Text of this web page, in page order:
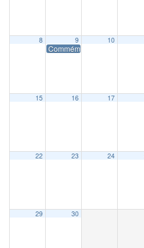
8 9
Commémoration du 11
10
15 16 17
22 23 24
29 30